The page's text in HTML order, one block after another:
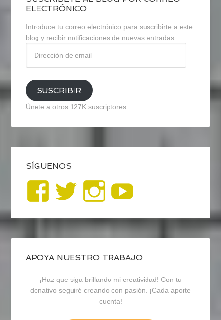
ELECTRÓNICO
Introduce tu correo electrónico para suscribirte a este
blog y recibir notificaciones de nuevas entradas.
email
SUSCRIBIR
Únete a otros 127K suscriptores
SÍGUENOS
Ver
perfil
de
blogrecursosep
en
Facebook
Ver
perfil
de
recursosep
en
Twitter
Ver
perfil
de
recursosep
en
Instagram
APOYA NUESTRO TRABAJO
¡Haz que siga brillando mi creatividad! Con tu
donativo seguiré creando con pasión. ¡Cada aporte
cuenta!